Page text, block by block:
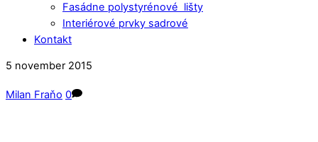
Fasádne polystyrénové lišty
Interiérové prvky sadrové
Kontakt
Close
Close
5 november 2015
Milan Fraňo 0